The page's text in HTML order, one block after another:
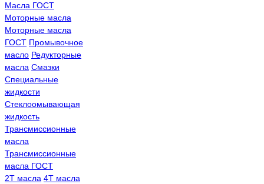
Масла ГОСТ
Моторные масла
Моторные масла
ГОСТ Промывочное
масло Редукторные
масла Смазки
Специальные
жидкости
Стеклоомывающая
жидкость
Трансмиссионные
масла
Трансмиссионные
масла ГОСТ
2Т масла 4Т масла